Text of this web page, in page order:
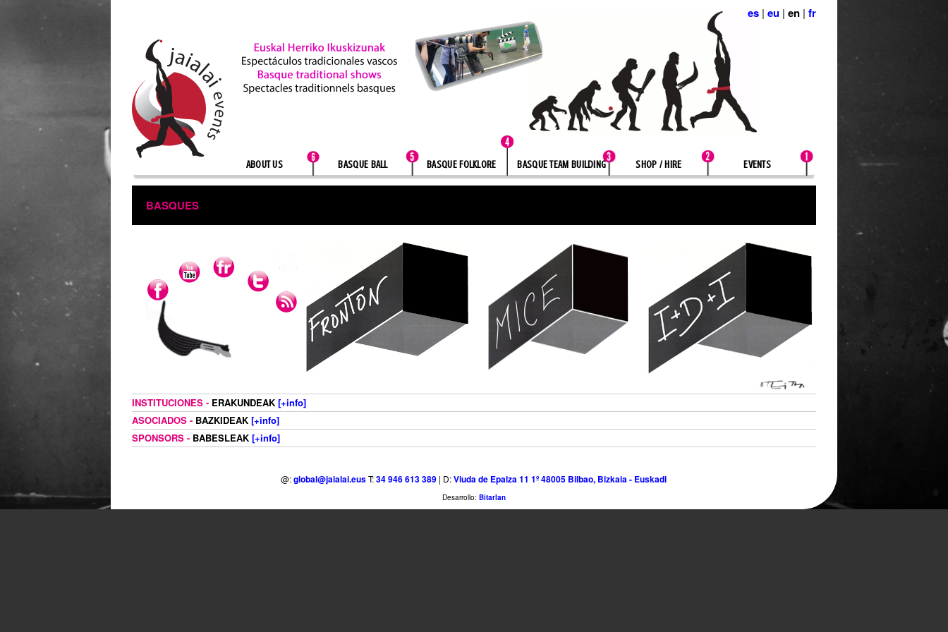
es| eu| en| fr
ABOUT US BASQUE BALL BASQUE FOLKLORE BASQUE TEAM BUILDING SHOP / HIRE EVENTS
BASQUES
INSTITUCIONES - ERAKUNDEAK [+info]
ASOCIADOS - BAZKIDEAK [+info]
SPONSORS - BABESLEAK [+info]
@:global@jaialai.eusT:34 946 613 389 | D:Viuda de Epalza 11 1º 48005 Bilbao, Bizkaia - Euskadi
Desarrollo: Bitarlan